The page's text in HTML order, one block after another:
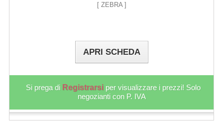
[ ZEBRA ]
APRI SCHEDA
Si prega di Registrarsi per visualizzare i prezzi! Solo
negozianti con P. IVA